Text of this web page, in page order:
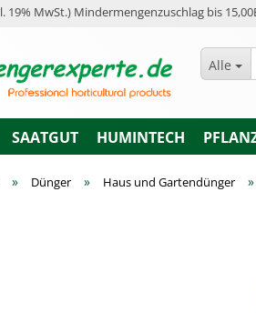
19% MwSt.) Mindermengenzuschlag bis
Alle
SAATGUT HUMINTECH
» Dünger » Haus und Gartendünger »